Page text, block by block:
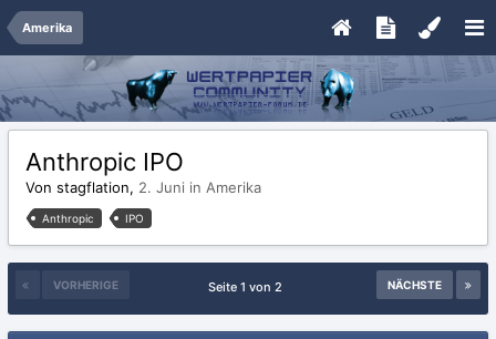
Amerika
Anthropic IPO
Von stagflation, 2. Juni in Amerika
Anthropic IPO
VORHERIGE NÄCHSTE
Seite 1 von 2